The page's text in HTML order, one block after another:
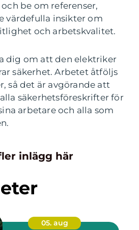
be om referenser,
värdefulla insikter om
och arbetskvalitet.
dig om att den elektriker
säkerhet. Arbetet åtföljs
så det är avgörande att
säkerhetsföreskrifter för
arbetare och alla som
inlägg här
05. aug